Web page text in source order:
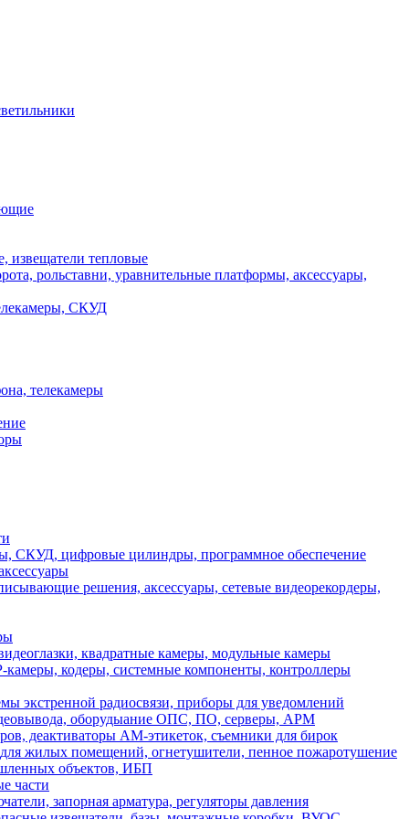
извещатели тепловые
рольставни, уравнительные платформы, аксессуары,
СКУД
телекамеры
СКУД, цифровые цилиндры, программное обеспечение
решения, аксессуары, сетевые видеорекордеры,
квадратные камеры, модульные камеры
кодеры, системные компоненты, контроллеры
экстренной радиосвязи, приборы для уведомлений
оборудыание ОПС, ПО, серверы, АРМ
деактиваторы АМ-этикеток, съемники для бирок
жилых помещений, огнетушители, пенное пожаротушение
объектов, ИБП
части
запорная арматура, регуляторы давления